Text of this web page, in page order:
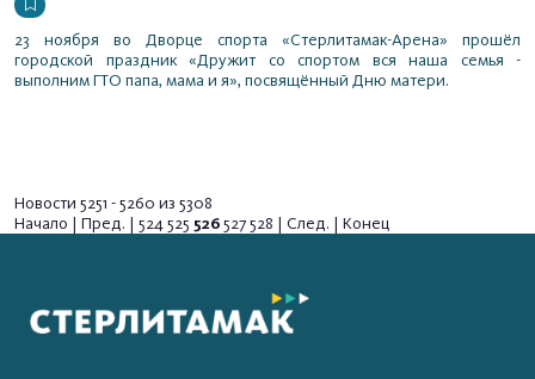
23 ноября во Дворце спорта «Стерлитамак-Арена» прошёл
городской праздник «Дружит со спортом вся наша семья -
выполним ГТО папа, мама и я», посвящённый Дню матери.
Новости 5251 - 5260 из 5308
Начало | Пред. | 524525 526527528 | След. | Конец